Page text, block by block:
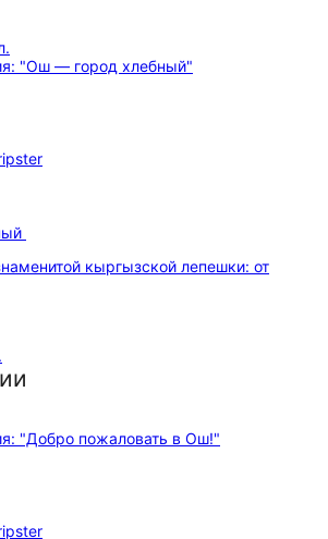
кыргызской лепешки: от